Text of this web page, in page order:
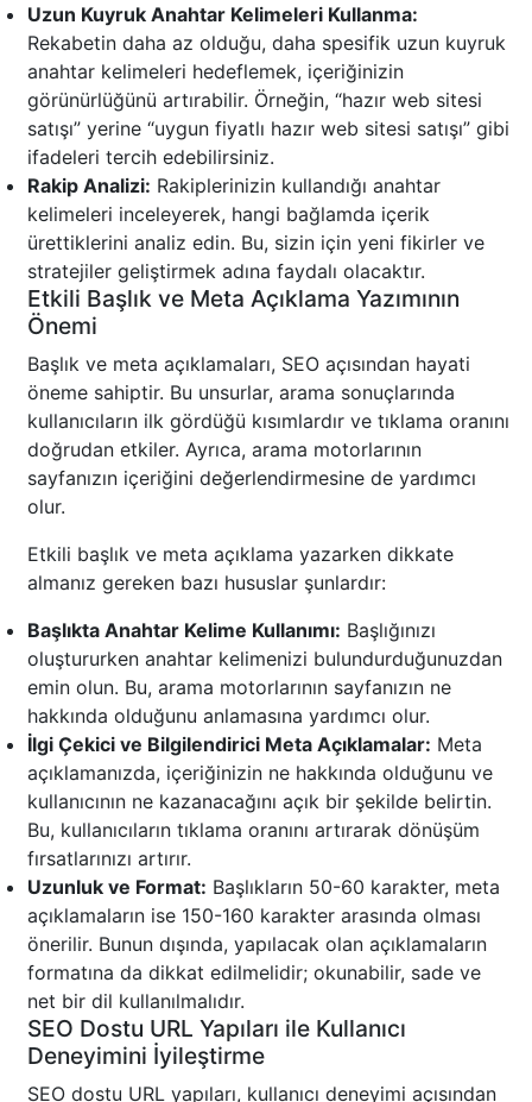
Uzun Kuyruk Anahtar Kelimeleri Kullanma:
Rekabetin daha az olduğu, daha spesifik uzun kuyruk
anahtar kelimeleri hedeflemek, içeriğinizin
görünürlüğünü artırabilir. Örneğin, “hazır web sitesi
satışı” yerine “uygun fiyatlı hazır web sitesi satışı” gibi
ifadeleri tercih edebilirsiniz.
Rakip Analizi: Rakiplerinizin kullandığı anahtar
kelimeleri inceleyerek, hangi bağlamda içerik
ürettiklerini analiz edin. Bu, sizin için yeni fikirler ve
stratejiler geliştirmek adına faydalı olacaktır.
Etkili Başlık ve Meta Açıklama Yazımının
Önemi
Başlık ve meta açıklamaları, SEO açısından hayati
öneme sahiptir. Bu unsurlar, arama sonuçlarında
kullanıcıların ilk gördüğü kısımlardır ve tıklama oranını
doğrudan etkiler. Ayrıca, arama motorlarının
sayfanızın içeriğini değerlendirmesine de yardımcı
olur.
Etkili başlık ve meta açıklama yazarken dikkate
almanız gereken bazı hususlar şunlardır:
Başlıkta Anahtar Kelime Kullanımı: Başlığınızı
oluştururken anahtar kelimenizi bulundurduğunuzdan
emin olun. Bu, arama motorlarının sayfanızın ne
hakkında olduğunu anlamasına yardımcı olur.
İlgi Çekici ve Bilgilendirici Meta Açıklamalar: Meta
açıklamanızda, içeriğinizin ne hakkında olduğunu ve
kullanıcının ne kazanacağını açık bir şekilde belirtin.
Bu, kullanıcıların tıklama oranını artırarak dönüşüm
fırsatlarınızı artırır.
Uzunluk ve Format: Başlıkların 50-60 karakter, meta
açıklamaların ise 150-160 karakter arasında olması
önerilir. Bunun dışında, yapılacak olan açıklamaların
formatına da dikkat edilmelidir; okunabilir, sade ve
net bir dil kullanılmalıdır.
SEO Dostu URL Yapıları ile Kullanıcı
Deneyimini İyileştirme
SEO dostu URL yapıları, kullanıcı deneyimi açısından